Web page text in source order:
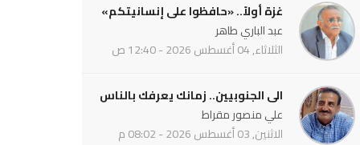
غزة أولاً.. «حافظوا على إنسانيتكم»
عبد الباري طاهر
الثلاثاء, 04 أغسطس 2026 - 12:40 ص
الى الجنوبيين.. زمانك يعرفك بالناس
علي منصور مقراط
الاثنين, 03 أغسطس 2026 - 08:02 م